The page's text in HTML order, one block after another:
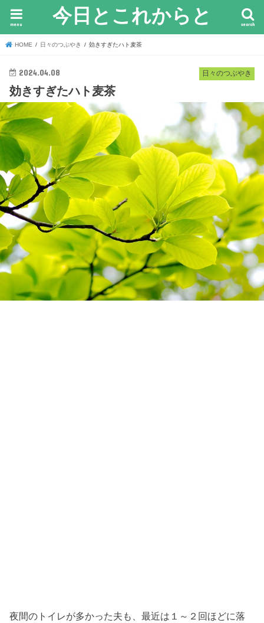
今日とこれからと search
menu
HOME 日々のつぶやき 効きすぎたハト麦茶
日々のつぶやき
2024.04.08
効きすぎたハト麦茶
夜間のトイレが多かった夫も、最近は１～２回ほどに落